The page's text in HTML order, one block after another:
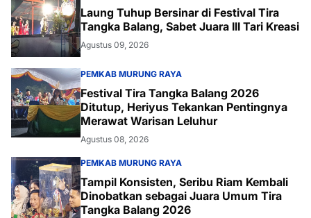
Laung Tuhup Bersinar di Festival Tira
Tangka Balang, Sabet Juara III Tari Kreasi
Agustus 09, 2026
PEMKAB MURUNG RAYA
Festival Tira Tangka Balang 2026
Ditutup, Heriyus Tekankan Pentingnya
Merawat Warisan Leluhur
Agustus 08, 2026
PEMKAB MURUNG RAYA
Tampil Konsisten, Seribu Riam Kembali
Dinobatkan sebagai Juara Umum Tira
Tangka Balang 2026